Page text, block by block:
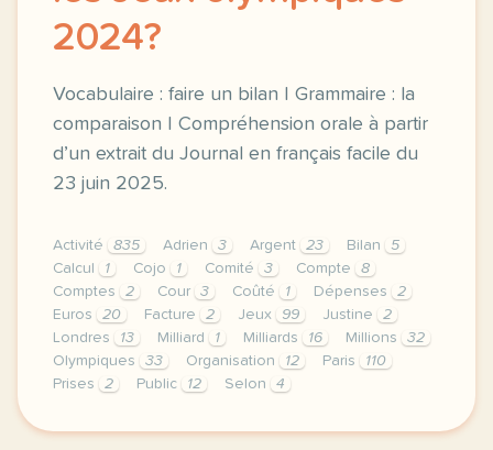
2024?
Vocabulaire : faire un bilan | Grammaire : la
comparaison | Compréhension orale à partir
d’un extrait du Journal en français facile du
23 juin 2025.
Activité 835 Adrien 3 Argent 23 Bilan
5
Calcul
1 Cojo 1 Comité 3 Compte
8
Comptes
2 Cour 3 Coûté 1 Dépenses
2
Euros
20 Facture 2 Jeux 99 Justine
2
Londres
13 Milliard 1 Milliards 16 Millions
32
Olympiques
33 Organisation 12 Paris
110
Prises
2 Public 12 Selon 4
exercice b1 combien ont coute les jeux